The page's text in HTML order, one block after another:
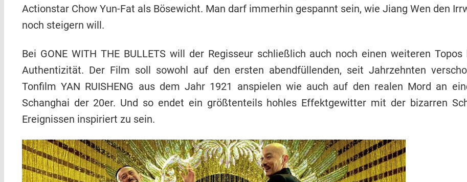
Actionstar Chow Yun-Fat als Bösewicht. Man darf immerhin gespannt sein, wie Jiang Wen den
noch steigern will.
Bei GONE WITH THE BULLETS will der Regisseur schließlich auch noch einen weiteren
Authentizität. Der Film soll sowohl auf den ersten abendfüllenden, seit Jahrzehnten
Tonfilm YAN RUISHENG aus dem Jahr 1921 anspielen wie auch auf den realen Mord an
Schanghai der 20er. Und so endet ein größtenteils hohles Effektgewitter mit der bizarren
Ereignissen inspiriert zu sein.